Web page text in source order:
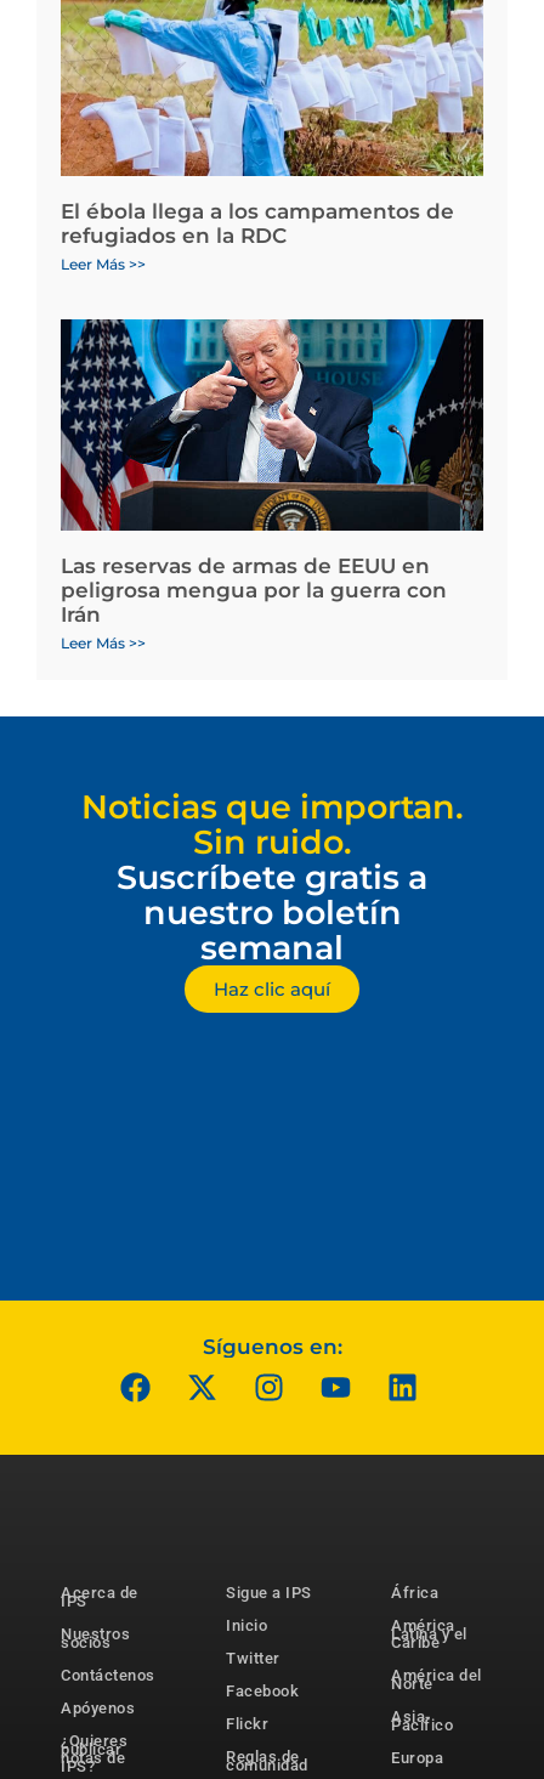
El ébola llega a los campamentos de
refugiados en la RDC
Leer Más >>
Las reservas de armas de EEUU en
peligrosa mengua por la guerra con
Irán
Leer Más >>
Noticias que importan.
Sin ruido.
Suscríbete gratis a
nuestro boletín
semanal
Haz clic aquí
Síguenos en:
Acerca de
IPS
Nuestros
socios
Contáctenos
Apóyenos
¿Quieres
publicar
notas de
IPS?
Sigue a IPS
Inicio
Twitter
Facebook
Flickr
Reglas de
comunidad
África
América
Latina y el
Caribe
América del
Norte
Asia-
Pacífico
Europa